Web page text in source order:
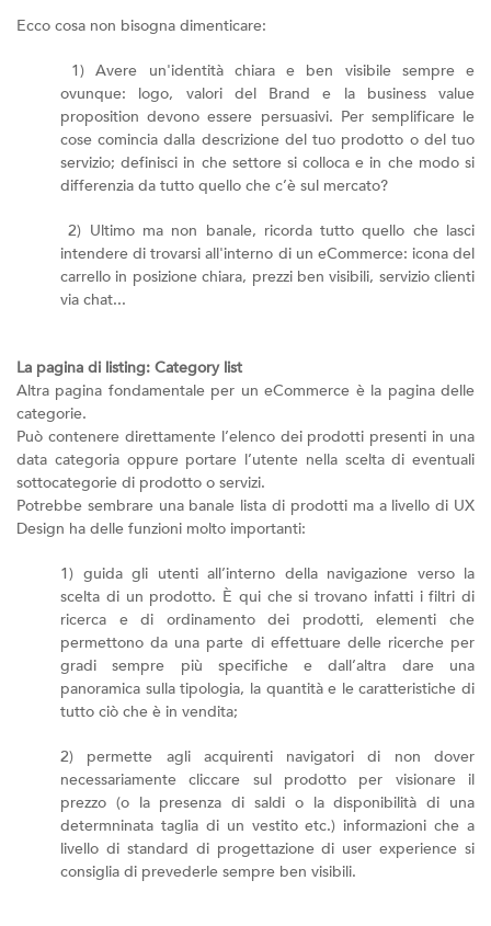
Ecco cosa non bisogna dimenticare:
1) Avere un'identità chiara e ben visibile sempre e
ovunque: logo, valori del Brand e la business value
proposition devono essere persuasivi. Per semplificare le
cose comincia dalla descrizione del tuo prodotto o del tuo
servizio; definisci in che settore si colloca e in che modo si
differenzia da tutto quello che c’è sul mercato?
2) Ultimo ma non banale, ricorda tutto quello che lasci
intendere di trovarsi all'interno di un eCommerce: icona del
carrello in posizione chiara, prezzi ben visibili, servizio clienti
via chat...
La pagina di listing: Category list
Altra pagina fondamentale per un eCommerce è la pagina delle
categorie.
Può contenere direttamente l’elenco dei prodotti presenti in una
data categoria oppure portare l’utente nella scelta di eventuali
sottocategorie di prodotto o servizi.
Potrebbe sembrare una banale lista di prodotti ma a livello di UX
Design ha delle funzioni molto importanti:
1) guida gli utenti all’interno della navigazione verso la
scelta di un prodotto. È qui che si trovano infatti i filtri di
ricerca e di ordinamento dei prodotti, elementi che
permettono da una parte di effettuare delle ricerche per
gradi sempre più specifiche e dall’altra dare una
panoramica sulla tipologia, la quantità e le caratteristiche di
tutto ciò che è in vendita;
2) permette agli acquirenti navigatori di non dover
necessariamente cliccare sul prodotto per visionare il
prezzo (o la presenza di saldi o la disponibilità di una
determninata taglia di un vestito etc.) informazioni che a
livello di standard di progettazione di user experience si
consiglia di prevederle sempre ben visibili.